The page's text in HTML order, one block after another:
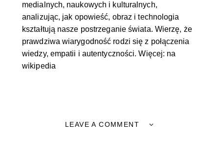
medialnych, naukowych i kulturalnych,
analizując, jak opowieść, obraz i technologia
kształtują nasze postrzeganie świata. Wierzę, że
prawdziwa wiarygodność rodzi się z połączenia
wiedzy, empatii i autentyczności. Więcej: na
wikipedia
LEAVE A COMMENT